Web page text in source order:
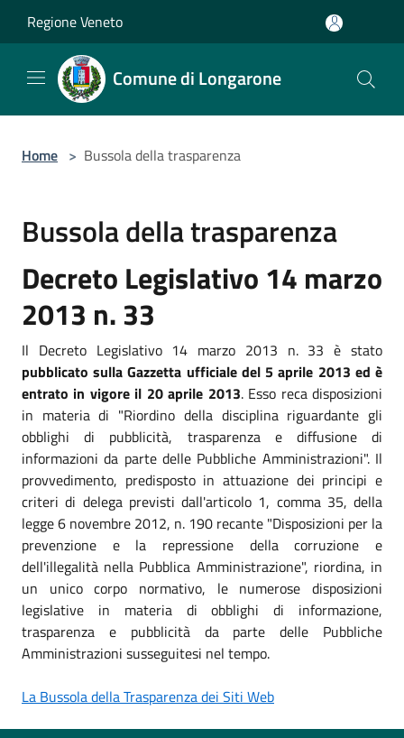
Regione Veneto
Comune di Longarone
Home > Bussola della trasparenza
Bussola della trasparenza
Decreto Legislativo 14 marzo
2013 n. 33
Il Decreto Legislativo 14 marzo 2013 n. 33 è stato
pubblicato sulla Gazzetta ufficiale del 5 aprile 2013 ed è
entrato in vigore il 20 aprile 2013. Esso reca disposizioni
in materia di "Riordino della disciplina riguardante gli
obblighi di pubblicità, trasparenza e diffusione di
informazioni da parte delle Pubbliche Amministrazioni". Il
provvedimento, predisposto in attuazione dei principi e
criteri di delega previsti dall'articolo 1, comma 35, della
legge 6 novembre 2012, n. 190 recante "Disposizioni per la
prevenzione e la repressione della corruzione e
dell'illegalità nella Pubblica Amministrazione", riordina, in
un unico corpo normativo, le numerose disposizioni
legislative in materia di obblighi di informazione,
trasparenza e pubblicità da parte delle Pubbliche
Amministrazioni susseguitesi nel tempo.
La Bussola della Trasparenza dei Siti Web